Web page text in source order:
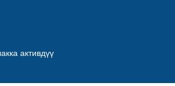
активдүү